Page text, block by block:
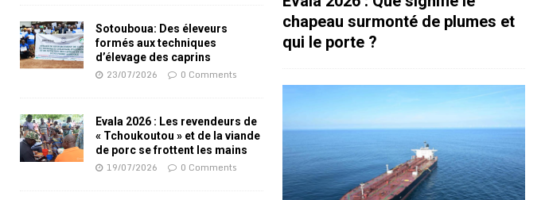
Sotouboua: Des éleveurs
formés aux techniques
d’élevage des caprins
23/07/2026 0 Comments
Evala 2026 : Les revendeurs de
« Tchoukoutou » et de la viande
de porc se frottent les mains
19/07/2026 0 Comments
chapeau surmonté de plumes et
qui le porte ?